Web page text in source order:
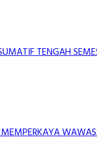
TENGAH